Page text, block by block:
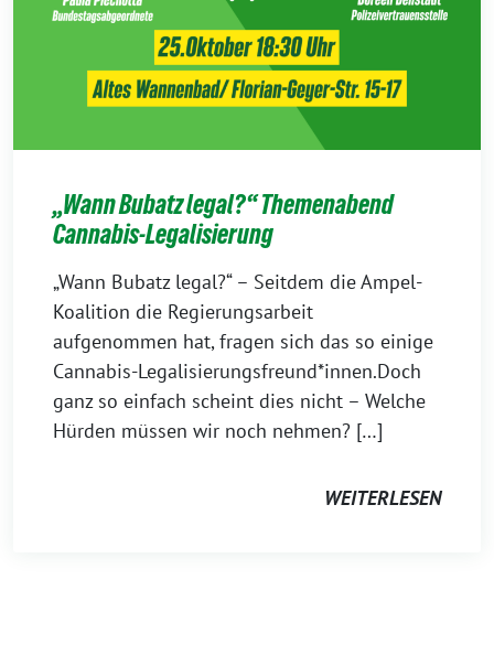
„Wann Bubatz legal?“ Themenabend
Cannabis-Legalisierung
„Wann Bubatz legal?“ – Seitdem die Ampel-
Koalition die Regierungsarbeit
aufgenommen hat, fragen sich das so einige
Cannabis-Legalisierungsfreund*innen.Doch
ganz so einfach scheint dies nicht – Welche
Hürden müssen wir noch nehmen? […]
WEITERLESEN